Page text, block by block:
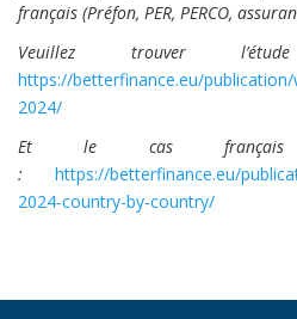
français (Préfon, PER, PERCO,
Veuillez trouver
https://betterfinance.eu/
2024/
Et le cas français
: https://betterfinance.eu/
2024-country-by-country/